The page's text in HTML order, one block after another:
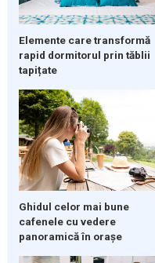
Elemente care transformă
rapid dormitorul prin tăblii
tapițate
Ghidul celor mai bune
cafenele cu vedere
panoramică în orașe